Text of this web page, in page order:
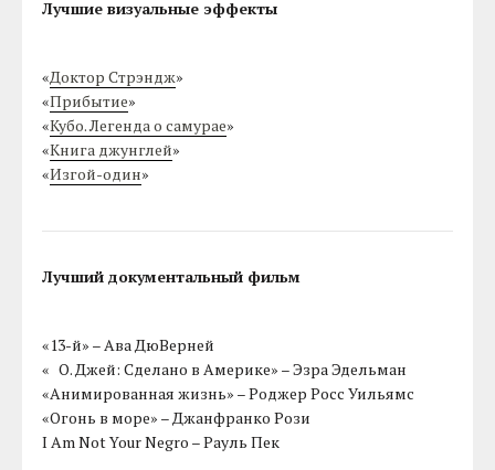
Лучшие визуальные эффекты
«Доктор Стрэндж»
«Прибытие»
«Кубо. Легенда о самурае»
«Книга джунглей»
«Изгой-один»
Лучший документальный фильм
«13-й» – Ава ДюВерней
« О. Джей: Сделано в Америке» – Эзра Эдельман
«Анимированная жизнь» – Роджер Росс Уильямс
«Огонь в море» – Джанфранко Рози
I Am Not Your Negro – Рауль Пек